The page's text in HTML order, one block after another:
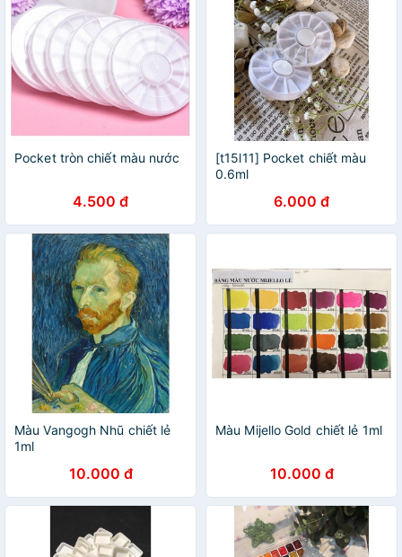
Pocket tròn chiết màu nước
4.500 đ
[t15l11] Pocket chiết màu
0.6ml
6.000 đ
Màu Vangogh Nhũ chiết lẻ
1ml
10.000 đ
Màu Mijello Gold chiết lẻ 1ml
10.000 đ